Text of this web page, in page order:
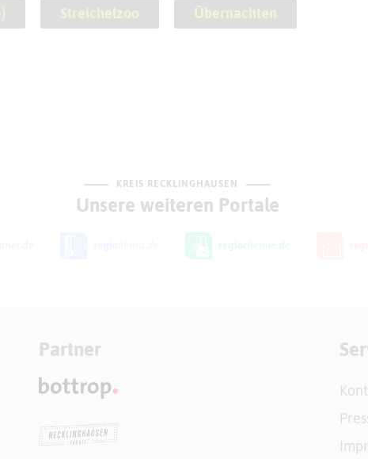
Streichelzoo Übernachten
KREIS RECKLINGHAUSEN
Unsere weiteren Portale
Partner